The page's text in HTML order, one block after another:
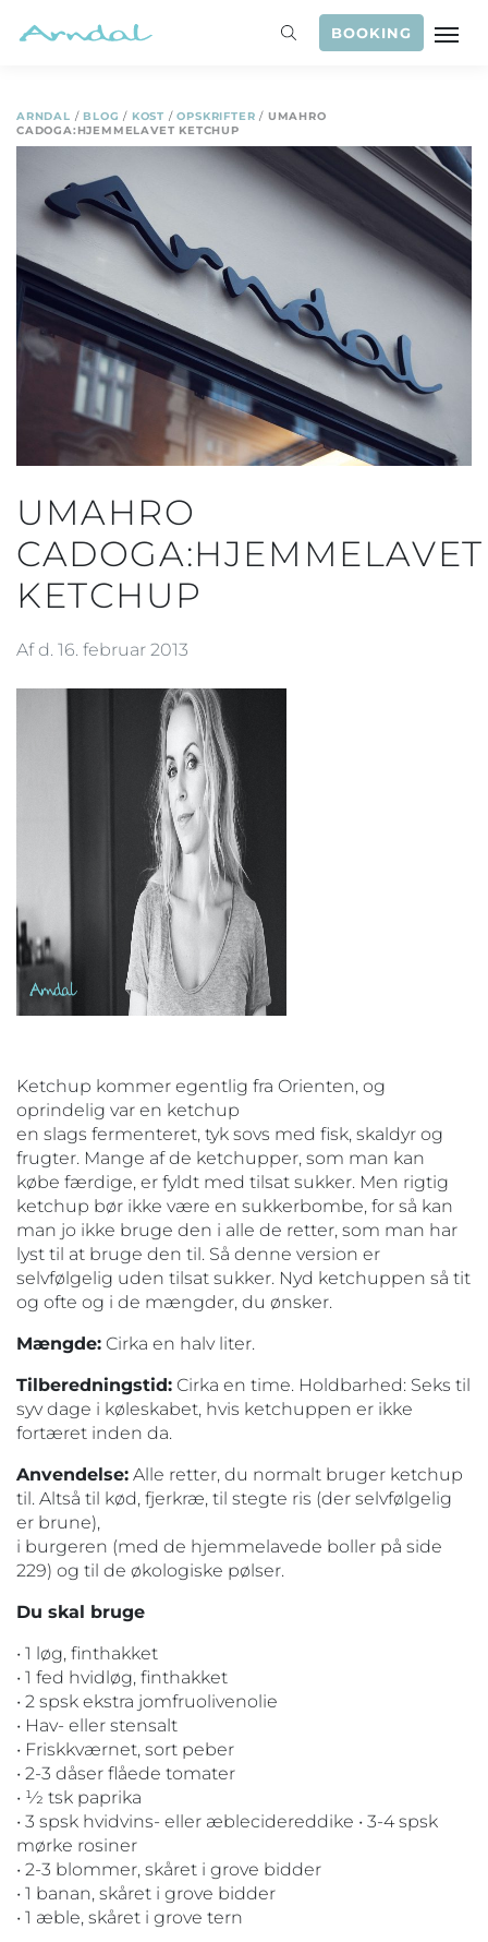
BOOKING
ARNDAL / BLOG / KOST /OPSKRIFTER / UMAHRO
CADOGA:HJEMMELAVET KETCHUP
UMAHRO
CADOGA:HJEMMELAVET
KETCHUP
Af d. 16. februar 2013
Ketchup kommer egentlig fra Orienten, og
oprindelig var en ketchup
en slags fermenteret, tyk sovs med fisk, skaldyr og
frugter. Mange af de ketchupper, som man kan
købe færdige, er fyldt med tilsat sukker. Men rigtig
ketchup bør ikke være en sukkerbombe, for så kan
man jo ikke bruge den i alle de retter, som man har
lyst til at bruge den til. Så denne version er
selvfølgelig uden tilsat sukker. Nyd ketchuppen så tit
og ofte og i de mængder, du ønsker.
Mængde: Cirka en halv liter.
Tilberedningstid: Cirka en time. Holdbarhed: Seks til
syv dage i køleskabet, hvis ketchuppen er ikke
fortæret inden da.
Anvendelse: Alle retter, du normalt bruger ketchup
til. Altså til kød, fjerkræ, til stegte ris (der selvfølgelig
er brune),
i burgeren (med de hjemmelavede boller på side
229) og til de økologiske pølser.
Du skal bruge
• 1 løg, finthakket
• 1 fed hvidløg, finthakket
• 2 spsk ekstra jomfruolivenolie
• Hav- eller stensalt
• Friskkværnet, sort peber
• 2-3 dåser flåede tomater
• 1⁄2 tsk paprika
• 3 spsk hvidvins- eller æblecidereddike • 3-4 spsk
mørke rosiner
• 2-3 blommer, skåret i grove bidder
• 1 banan, skåret i grove bidder
• 1 æble, skåret i grove tern